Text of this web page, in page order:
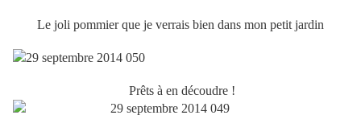
Le joli pommier que je verrais bien dans mon petit jardin
Prêts à en découdre !